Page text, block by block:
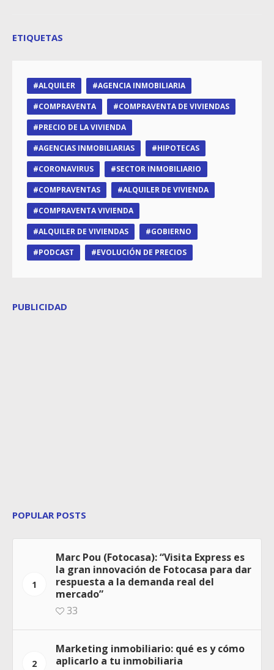
ETIQUETAS
ALQUILER
AGENCIA INMOBILIARIA
COMPRAVENTA
COMPRAVENTA DE VIVIENDAS
PRECIO DE LA VIVIENDA
AGENCIAS INMOBILIARIAS
HIPOTECAS
CORONAVIRUS
SECTOR INMOBILIARIO
COMPRAVENTAS
ALQUILER DE VIVIENDA
COMPRAVENTA VIVIENDA
ALQUILER DE VIVIENDAS
GOBIERNO
PODCAST
EVOLUCIÓN DE PRECIOS
PUBLICIDAD
POPULAR POSTS
1
Marc Pou (Fotocasa): “Visita Express es
la gran innovación de Fotocasa para dar
respuesta a la demanda real del
mercado”
33
2
Marketing inmobiliario: qué es y cómo
aplicarlo a tu inmobiliaria